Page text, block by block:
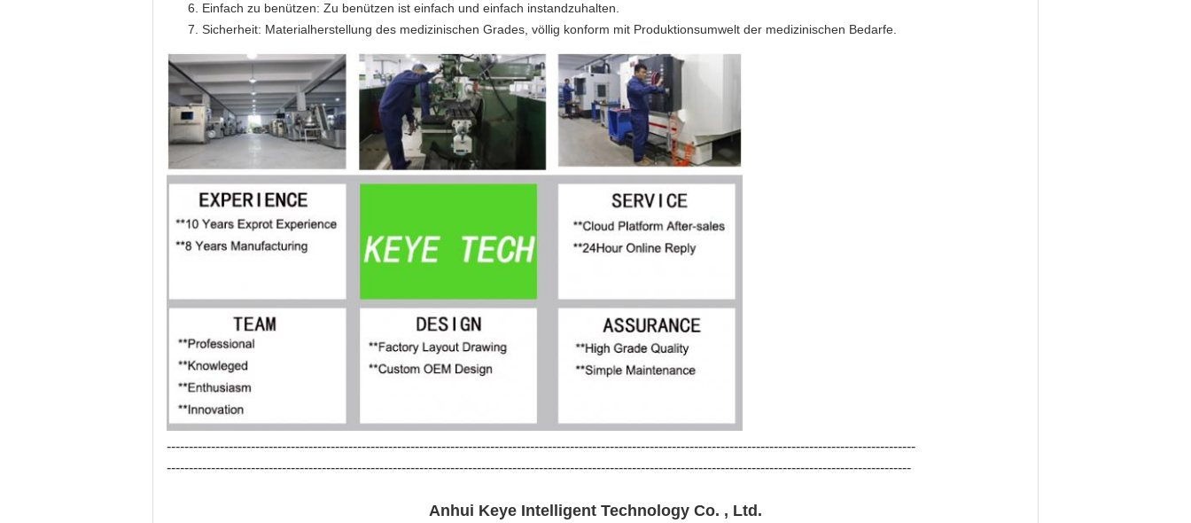
Einfach zu benützen: Zu benützen ist einfach und einfach instandzuhalten.
Sicherheit: Materialherstellung des medizinischen Grades, völlig konform mit Produktionsumwelt der medizinischen Bedarfe.
-------------------------------------------------------------------------------------------------------------------------------------------------------------------------
------------------------------------------------------------------------------------------------------------------------------------------------------------------------
Anhui Keye Intelligent Technology Co. , Ltd.